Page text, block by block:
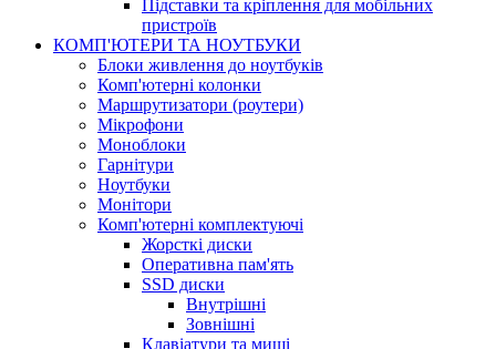
Підставки та кріплення для мобільних
пристроїв
КОМП'ЮТЕРИ ТА НОУТБУКИ
Блоки живлення до ноутбуків
Комп'ютерні колонки
Маршрутизатори (роутери)
Мікрофони
Моноблоки
Гарнітури
Ноутбуки
Монітори
Комп'ютерні комплектуючі
Жорсткі диски
Оперативна пам'ять
SSD диски
Внутрішні
Зовнішні
Клавіатури та миші